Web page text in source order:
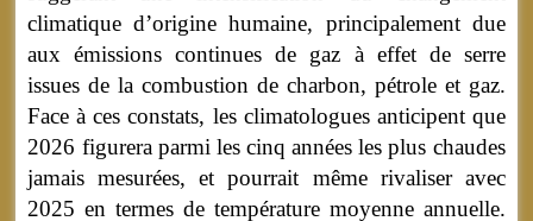
climatique d’origine humaine, principalement due
aux émissions continues de gaz à effet de serre
issues de la combustion de charbon, pétrole et gaz.
Face à ces constats, les climatologues anticipent que
2026 figurera parmi les cinq années les plus chaudes
jamais mesurées, et pourrait même rivaliser avec
2025 en termes de température moyenne annuelle.